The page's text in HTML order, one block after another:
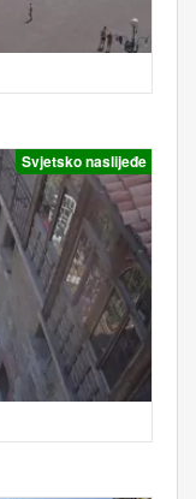
Svjetsko naslijeđe